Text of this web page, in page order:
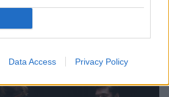
Data Access Privacy Policy